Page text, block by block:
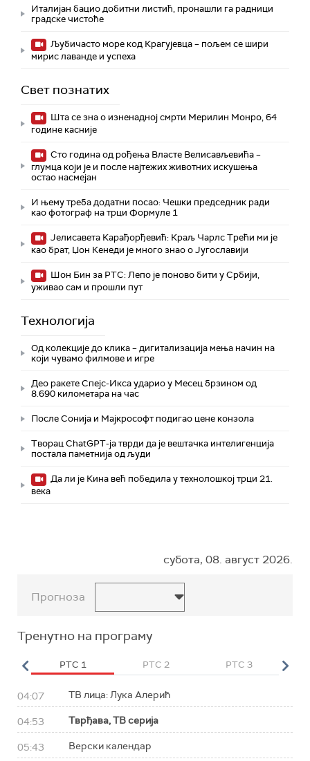
Италијан бацио добитни листић, пронашли га радници
градске чистоће
Љубичасто море код Крагујевца – пољем се шири
мирис лаванде и успеха
Свет познатих
Шта се зна о изненадној смрти Мерилин Монро, 64
године касније
Сто година од рођења Власте Велисављевића –
глумца који је и после најтежих животних искушења
остао насмејан
И њему треба додатни посао: Чешки председник ради
као фотограф на трци Формуле 1
Јелисавета Карађорђевић: Краљ Чарлс Трећи ми је
као брат, Џон Кенеди је много знао о Југославији
Шон Бин за РТС: Лепо је поново бити у Србији,
уживао сам и прошли пут
Технологијa
Од колекције до клика – дигитализација мења начин на
који чувамо филмове и игре
Део ракете Спејс-Икса ударио у Месец брзином од
8.690 километара на час
После Сонија и Мајкрософт подигао цене конзола
Творац ChatGPT-ја тврди да је вештачка интелигенција
постала паметнија од људи
Да ли је Кина већ победила у технолошкој трци 21.
века
субота, 08. август 2026.
Прогноза
Тренутно на програму
РТС 1 РТС 2 РТС 3
04:07 ТВ лица: Лука Алерић
04:53 Тврђава, ТВ серија
05:43 Верски календар